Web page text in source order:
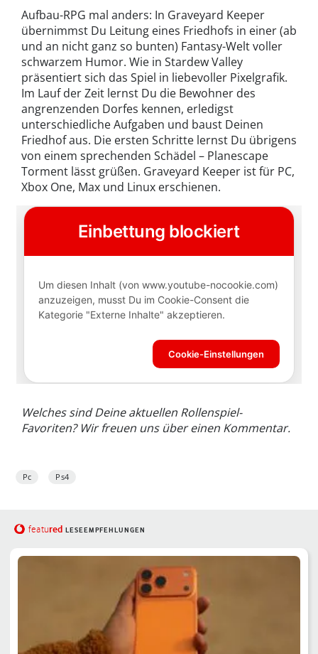
Aufbau-RPG mal anders: In Graveyard Keeper
übernimmst Du Leitung eines Friedhofs in einer (ab
und an nicht ganz so bunten) Fantasy-Welt voller
schwarzem Humor. Wie in Stardew Valley
präsentiert sich das Spiel in liebevoller Pixelgrafik.
Im Lauf der Zeit lernst Du die Bewohner des
angrenzenden Dorfes kennen, erledigst
unterschiedliche Aufgaben und baust Deinen
Friedhof aus. Die ersten Schritte lernst Du übrigens
von einem sprechenden Schädel – Planescape
Torment lässt grüßen. Graveyard Keeper ist für PC,
Xbox One, Max und Linux erschienen.
Welches sind Deine aktuellen Rollenspiel-
Favoriten? Wir freuen uns über einen Kommentar.
Pc Ps4
featured LESEEMPFEHLUNGEN